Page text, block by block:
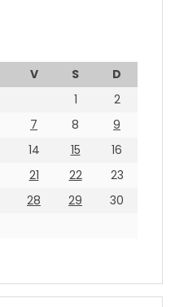
V S
D
1
2
7 8
9
14 15
16
21 22
23
28 29
30